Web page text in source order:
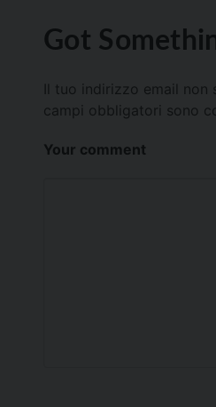
Got
Il tuo indirizzo email non
campi obbligatori sono
Your comment